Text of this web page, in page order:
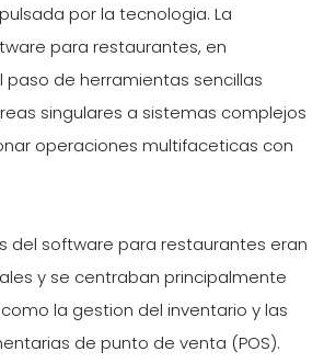
por la tecnologia. La
para restaurantes, en
paso de herramientas sencillas
singulares a sistemas complejos
operaciones multifaceticas con
del software para restaurantes eran
y se centraban principalmente
la gestion del inventario y las
de punto de venta (POS).